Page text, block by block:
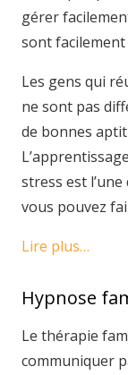
gérer
sont facilement
Les gens qui
ne sont pas
de bonnes
stress est
vous pouvez
Lire plus…
Hypnose
Le thérapie
communiquer